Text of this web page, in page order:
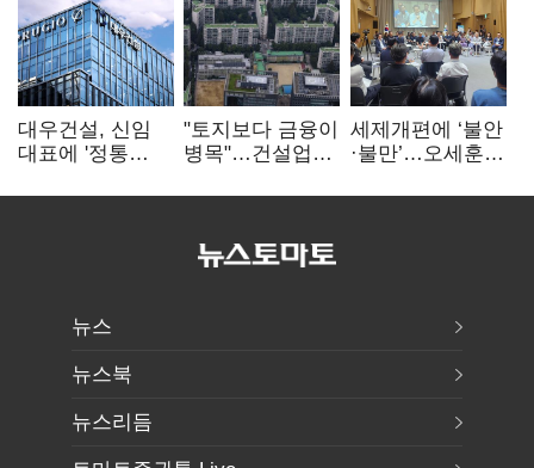
대우건설, 신임
대표에 '정통
부사장 내정
"토지보다 금융이
병목"…건설업계,
해소 목소리
세제개편에 ‘불안
·불만’…오세훈
더 힘들어질 것"
뉴스
뉴스북
뉴스리듬